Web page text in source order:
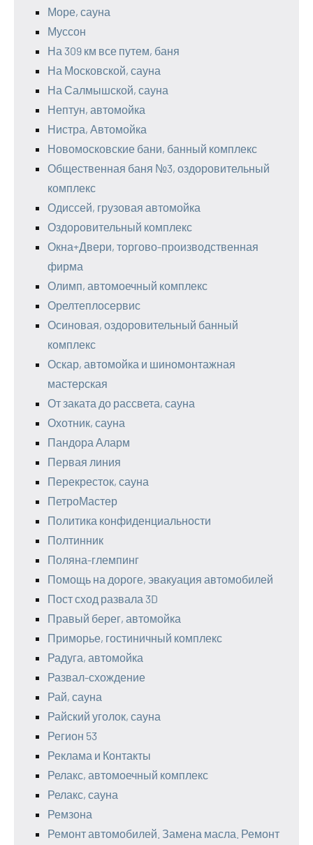
Море, сауна
Муссон
На 309 км все путем, баня
На Московской, сауна
На Салмышской, сауна
Нептун, автомойка
Нистра, Автомойка
Новомосковские бани, банный комплекс
Общественная баня №3, оздоровительный
комплекс
Одиссей, грузовая автомойка
Оздоровительный комплекс
Окна+Двери, торгово-производственная
фирма
Олимп, автомоечный комплекс
Орелтеплосервис
Осиновая, оздоровительный банный
комплекс
Оскар, автомойка и шиномонтажная
мастерская
От заката до рассвета, сауна
Охотник, сауна
Пандора Аларм
Первая линия
Перекресток, сауна
ПетроМастер
Политика конфиденциальности
Полтинник
Поляна-глемпинг
Помощь на дороге, эвакуация автомобилей
Пост сход развала 3D
Правый берег, автомойка
Приморье, гостиничный комплекс
Радуга, автомойка
Развал-схождение
Рай, сауна
Райский уголок, сауна
Регион 53
Реклама и Контакты
Релакс, автомоечный комплекс
Релакс, сауна
Ремзона
Ремонт автомобилей. Замена масла. Ремонт